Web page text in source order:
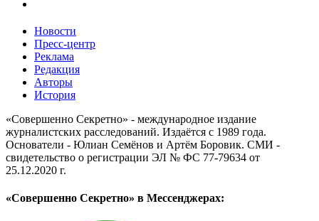
Новости
Пресс-центр
Реклама
Редакция
Авторы
История
«Совершенно Секретно» - международное издание
журналистских расследований. Издаётся с 1989 года.
Основатели - Юлиан Семёнов и Артём Боровик. CМИ -
свидетельство о регистрации ЭЛ № ФС 77-79634 от
25.12.2020 г.
«Совершенно Секретно» в Мессенджерах: